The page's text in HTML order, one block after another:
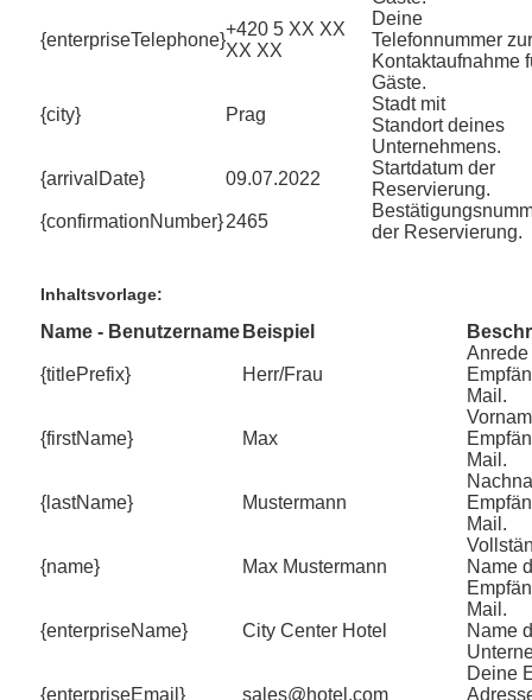
{enterpriseTelephone}
+420 5 XX XX
XX XX
Deine
Telefonnummer
Kontaktaufnahme
Gäste.
{city}
Prag
Stadt mit
Standort deines
Unternehmens.
{arrivalDate}
09.07.2022
Startdatum der
Reservierung.
{confirmationNumber}2465
der Reservierung.
Inhaltsvorlage:
Name - Benutzername Beispiel
{titlePrefix} Herr/Frau
Mail.
{firstName} Max
Mail.
{lastName} Mustermann
Mail.
{name} Max Mustermann
Name
Mail.
{enterpriseName}
City Center Hotel
Name
{enterpriseEmail} sales@hotel.com
Deine